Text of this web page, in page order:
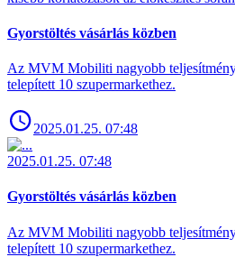
Gyorstöltés vásárlás közben
Az MVM Mobiliti nagyobb
telepített 10 szupermarkethez.
2025.01.25. 07:48
2025.01.25. 07:48
Gyorstöltés vásárlás közben
Az MVM Mobiliti nagyobb
telepített 10 szupermarkethez.